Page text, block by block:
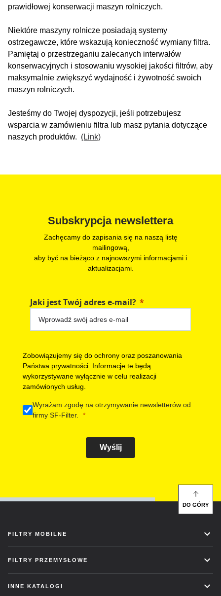
prawidłowej konserwacji maszyn rolniczych.
Niektóre maszyny rolnicze posiadają systemy
ostrzegawcze, które wskazują konieczność wymiany filtra.
Pamiętaj o przestrzeganiu zalecanych interwałów
konserwacyjnych i stosowaniu wysokiej jakości filtrów, aby
maksymalnie zwiększyć wydajność i żywotność swoich
maszyn rolniczych.
Jesteśmy do Twojej dyspozycji, jeśli potrzebujesz
wsparcia w zamówieniu filtra lub masz pytania dotyczące
naszych produktów. (Link)
Subskrypcja newslettera
Zachęcamy do zapisania się na naszą listę
mailingową,
aby być na bieżąco z najnowszymi informacjami i
aktualizacjami.
Jaki jest Twój adres e-mail?
Zobowiązujemy się do ochrony oraz poszanowania
Państwa prywatności. Informacje te będą
wykorzystywane wyłącznie w celu realizacji
zamówionych usług.
Wyrażam zgodę na otrzymywanie newsletterów od
firmy SF-Filter.
Wyślij
FILTRY MOBILNE
FILTRY PRZEMYSŁOWE
INNE KATALOGI
DO GÓRY